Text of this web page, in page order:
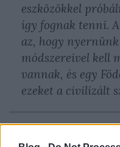
eszközökkel
így fognak tenni.
az, hogy
módszereivel kell
vannak, és egy
ezeket a civilizált